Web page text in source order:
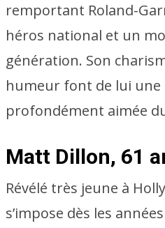
remportant Roland-
héros national et un
génération. Son
humeur font de lui
profondément aimée
Matt Dillon, 61
Révélé très jeune à
s’impose dès les